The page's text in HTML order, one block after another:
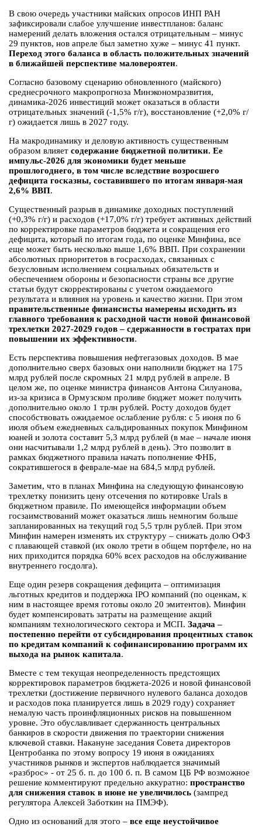
В свою очередь участники майских опросов ИНП РАН
зафиксировали слабое улучшение инвестпланов: баланс
намерений делать вложения остался отрицательным – минус
29 пунктов, нов апреле был заметно хуже – минус 41 пункт.
Переход этого баланса в область положительных значений
в ближайшей перспективе маловероятен.
Согласно базовому сценарию обновленного (майского)
среднесрочного макропрогноза Минэкономразвития,
динамика-2026 инвестиций может оказаться в области
отрицательных значений (-1,5% г/г), восстановление (+2,0% г/
г) ожидается лишь в 2027 году.
На макродинамику и деловую активность существенным
образом влияет содержание бюджетной политики. Ее
импульс-2026 для экономики будет меньше
прошлогоднего, в том числе вследствие возросшего
дефицита госказны, составившего по итогам января-мая
2,6% ВВП.
Существенный разрыв в динамике доходных поступлений
(+0,3% г/г) и расходов (+17,0% г/г) требует активных действий
по корректировке параметров бюджета и сокращения его
дефицита, который по итогам года, по оценке Минфина, все
еще может быть несколько выше 1,6% ВВП. При сохранении
абсолютных приоритетов в госрасходах, связанных с
безусловным исполнением социальных обязательств и
обеспечением обороны и безопасности страны все другие
статьи будут скорректированы с учетом ожидаемого
результата и влияния на уровень и качество жизни. При этом
правительственные финансисты намерены исходить из
главного требования к расходной части новой финансовой
трехлетки 2027-2029 годов – сдержанности в гостратах при
повышении их эффективности.
Есть перспектива повышения нефтегазовых доходов. В мае
дополнительно сверх базовых они наполнили бюджет на 175
млрд рублей после скромных 21 млрд рублей в апреле. В
целом же, по оценке министра финансов Антона Силуанова,
из-за кризиса в Ормузском проливе бюджет может получить
дополнительно около 1 трлн рублей. Росту доходов будет
способствовать ожидаемое ослабление рубля: с 5 июня по 6
июля объем ежедневных сальдированных покупок Минфином
юаней и золота составит 5,3 млрд рублей (в мае – начале июня
они насчитывали 1,2 млрд рублей в день). Это позволит в
рамках бюджетного правила начать пополнение ФНБ,
сократившегося в феврале-мае на 684,5 млрд рублей.
Заметим, что в планах Минфина на следующую финансовую
трехлетку понизить цену отсечения по котировке Urals в
бюджетном правиле. По имеющейся информации объем
госзаимствований может оказаться лишь немногим больше
запланированных на текущий год 5,5 трлн рублей. При этом
Минфин намерен изменять их структуру – снижать долю ОФЗ
с плавающей ставкой (их около трети в общем портфеле, но на
них приходится порядка 60% всех расходов на обслуживание
внутреннего госдолга).
Еще один резерв сокращения дефицита – оптимизация
льготных кредитов и поддержка IPO компаний (по оценкам, к
ним в настоящее время готовы около 20 эмитентов). Минфин
будет компенсировать затраты на размещение акций
компаниям технологического сектора и МСП. Задача –
постепенно перейти от субсидирования процентных ставок
по кредитам компаний к софинансированию программ их
выхода на рынок капитала.
Вместе с тем текущая неопределенность предстоящих
корректировок параметров бюджета-2026 и новой финансовой
трехлетки (достижение первичного нулевого баланса доходов
и расходов пока планируется лишь в 2029 году) сохраняет
немалую часть проинфляционных рисков на повышенном
уровне. Это обуславливает сдержанность центральных
банкиров в скорости движения по траектории снижения
ключевой ставки. Накануне заседания Совета директоров
Центробанка по этому вопросу 19 июня в ожиданиях
участников рынков и экспертов наблюдается значимый
«разброс» - от 25 б. п. до 100 б. п. В самом ЦБ РФ возможное
решение комментируют предельно аккуратно: пространство
для снижения ставок в июне не увеличилось (зампред
регулятора Алексей Заботкин на ПМЭФ).
Одно из оснований для этого – все еще неустойчивое